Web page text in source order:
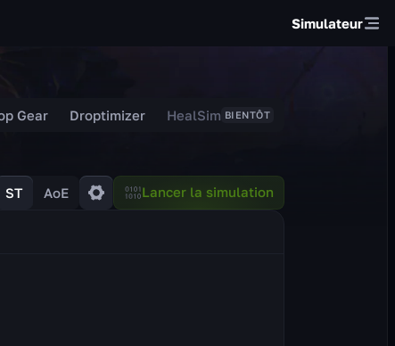
Simulateur
Gear Droptimizer HealSim BIENTÔT
ST AoE Lancer la simulation